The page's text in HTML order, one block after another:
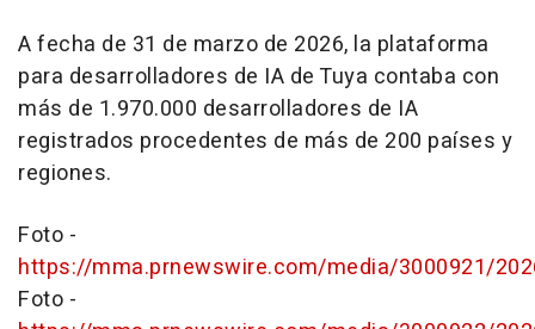
A fecha de 31 de marzo de 2026, la plataforma
para desarrolladores de IA de Tuya contaba con
más de 1.970.000 desarrolladores de IA
registrados procedentes de más de 200 países y
regiones.
Foto -
https://mma.prnewswire.com/media/3000921/
Foto -